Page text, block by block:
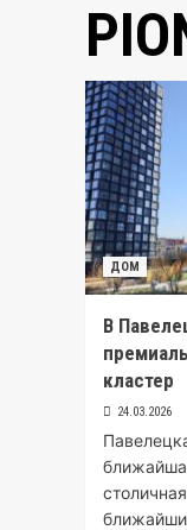
ДОМ
В
кластер
24.03.2026